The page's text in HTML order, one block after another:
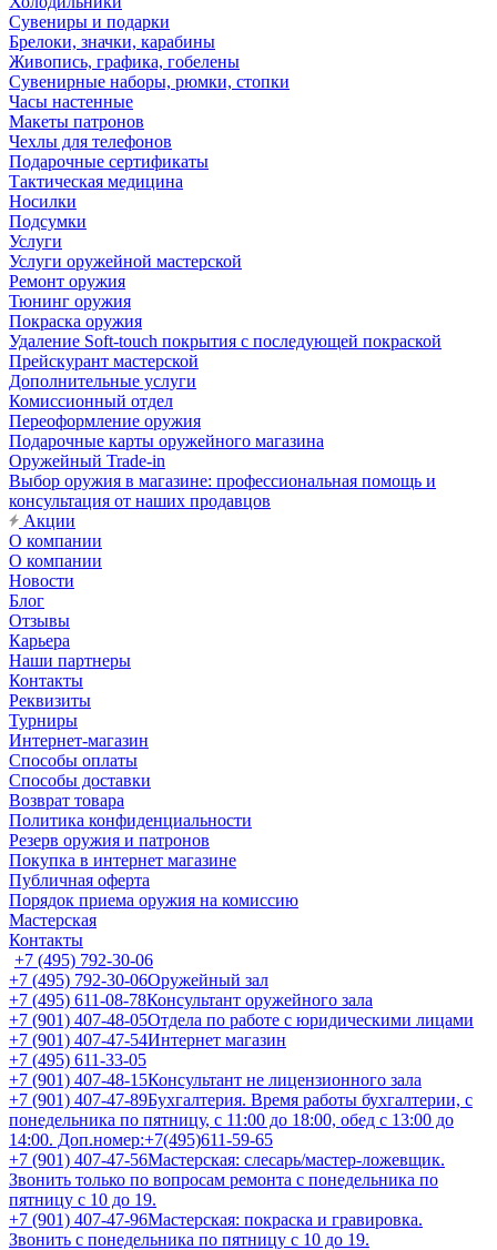
Сувениры и подарки
Брелоки, значки, карабины
Живопись, графика, гобелены
Сувенирные наборы, рюмки, стопки
Часы настенные
Макеты патронов
Чехлы для телефонов
Подарочные сертификаты
Тактическая медицина
Носилки
Подсумки
Услуги
Услуги оружейной мастерской
Ремонт оружия
Тюнинг оружия
Покраска оружия
Удаление Soft-touch покрытия с последующей покраской
Прейскурант мастерской
Дополнительные услуги
Комиссионный отдел
Переоформление оружия
Подарочные карты оружейного магазина
Оружейный Trade-in
Выбор оружия в магазине: профессиональная помощь и
консультация от наших продавцов
Акции
О компании
О компании
Новости
Блог
Отзывы
Карьера
Наши партнеры
Контакты
Реквизиты
Турниры
Интернет-магазин
Способы оплаты
Способы доставки
Возврат товара
Политика конфиденциальности
Резерв оружия и патронов
Покупка в интернет магазине
Публичная оферта
Порядок приема оружия на комиссию
Мастерская
Контакты
+7 (495) 792-30-06
+7 (495) 792-30-06Оружейный зал
+7 (495) 611-08-78Консультант оружейного зала
+7 (901) 407-48-05Отдела по работе с юридическими лицами
+7 (901) 407-47-54Интернет магазин
+7 (495) 611-33-05
+7 (901) 407-48-15Консультант не лицензионного зала
+7 (901) 407-47-89Бухгалтерия. Время работы бухгалтерии, с
понедельника по пятницу, с 11:00 до 18:00, обед с 13:00 до
14:00. Доп.номер:+7(495)611-59-65
+7 (901) 407-47-56Мастерская: слесарь/мастер-ложевщик.
Звонить только по вопросам ремонта с понедельника по
пятницу с 10 до 19.
+7 (901) 407-47-96Мастерская: покраска и гравировка.
Звонить с понедельника по пятницу с 10 до 19.